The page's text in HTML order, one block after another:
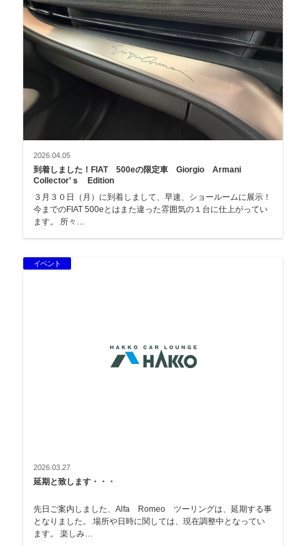
2026.04.05
到着しました！FIAT 500eの限定車 Giorgio Armani
Collector’ｓ Edition
３月３０日（月）に到着しまして、早速、ショールームに展示！
今までのFIAT 500eとはまた違った雰囲気の１台に仕上がってい
ます。 所々…
イベント
2026.03.27
延期と致します・・・
先日ご案内しました、Alfa Romeo ツーリングは、延期する事
となりました。 場所や日時に関しては、現在調整中となってい
ます。 楽しみ…